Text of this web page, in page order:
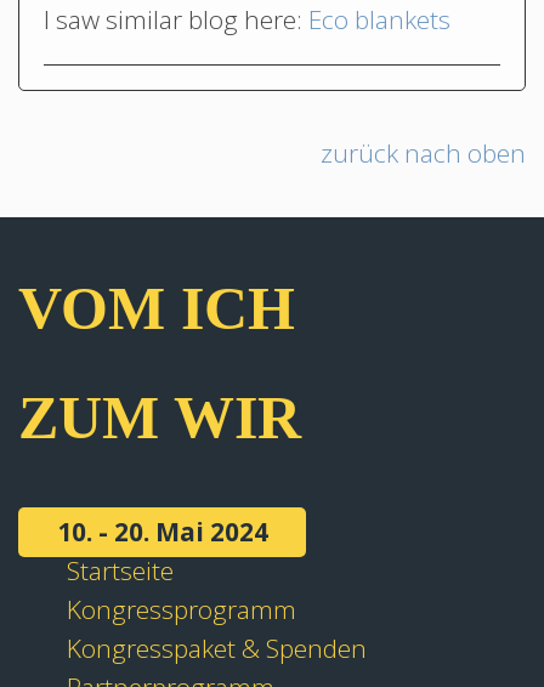
I saw similar blog here: Eco blankets
zurück nach oben
VOM ICH
ZUM WIR
10. - 20. Mai 2024
Startseite
Kongressprogramm
Kongresspaket & Spenden